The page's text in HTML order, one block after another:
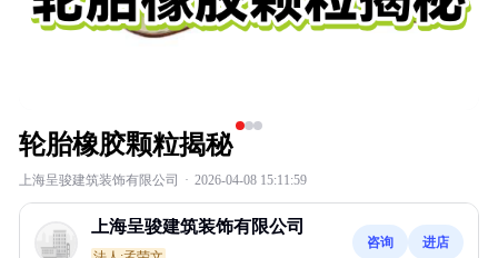
轮胎橡胶颗粒揭秘
上海呈骏建筑装饰有限公司 · 2026-04-08 15:11:59
上海呈骏建筑装饰有限公司
咨询 进店